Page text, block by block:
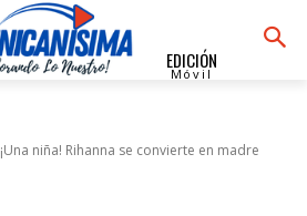
EDICIÓN
Móvil
¡Una niña! Rihanna se convierte en madre